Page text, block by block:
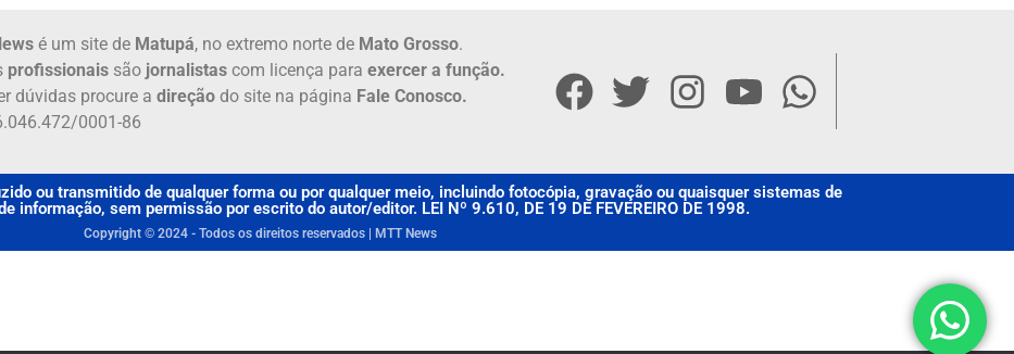
é um site de Matupá, no extremo norte de Mato Grosso.
profissionaissão jornalistascom licença para exercer a função.
dúvidas procure a direçãodo site na página Fale Conosco.
0001-86
ou transmitido de qualquer forma ou por qualquer meio, incluindo fotocópia, gravação ou quaisquer sistemas de
informação, sem permissão por escrito do autor/editor. LEI Nº 9.610, DE 19 DE FEVEREIRO DE 1998.
Copyright © 2024 - Todos os direitos reservados | MTT News